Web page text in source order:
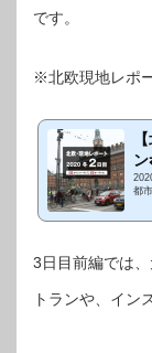
です。
※北欧現地レポ
都
3日目前編では
トランや、イン